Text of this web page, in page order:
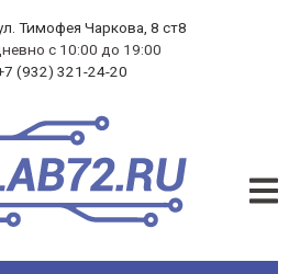
Тимофея Чаркова, 8 ст8
с 10:00 до 19:00
(932) 321-24-20